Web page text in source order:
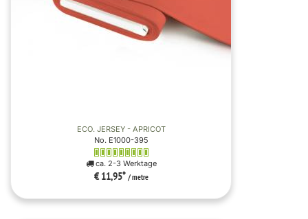
ECO. JERSEY - APRICOT
No. E1000-395
ca. 2-3 Werktage
€ 11,95* / metre